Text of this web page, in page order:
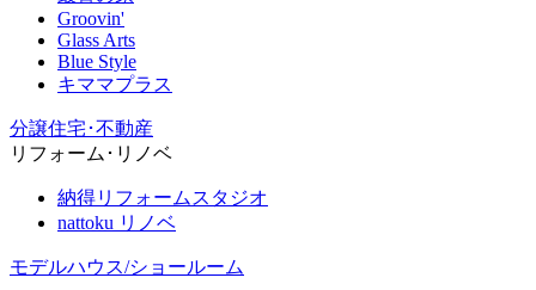
Groovin'
Glass Arts
Blue Style
キママプラス
分譲住宅･不動産
リフォーム･リノベ
納得リフォームスタジオ
nattoku リノベ
モデルハウス/ショールーム